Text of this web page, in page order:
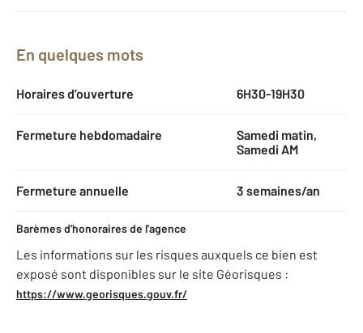
En quelques mots
Horaires d’ouverture 6H30-19H30
Fermeture hebdomadaire
Samedi matin,
Samedi AM
Fermeture annuelle 3 semaines/an
Barèmes d'honoraires de l'agence
Les informations sur les risques auxquels ce bien est
exposé sont disponibles sur le site Géorisques :
https://www.georisques.gouv.fr/